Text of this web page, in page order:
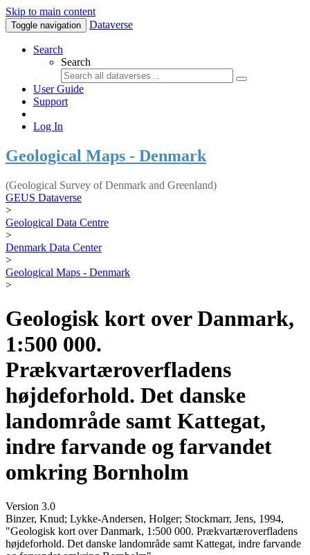
Skip to main content
Toggle navigation Dataverse
Search
Search
User Guide
Support
Log In
Geological Maps - Denmark
(Geological Survey of Denmark and Greenland)
GEUS Dataverse
>
Geological Data Centre
>
Denmark Data Center
>
Geological Maps - Denmark
>
Geologisk kort over Danmark,
1:500 000.
Prækvartæroverfladens
højdeforhold. Det danske
landområde samt Kattegat,
indre farvande og farvandet
omkring Bornholm
Version 3.0
Binzer, Knud; Lykke-Andersen, Holger; Stockmarr, Jens, 1994,
"Geologisk kort over Danmark, 1:500 000. Prækvartæroverfladens
højdeforhold. Det danske landområde samt Kattegat, indre farvande